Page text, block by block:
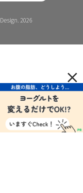
2026
×